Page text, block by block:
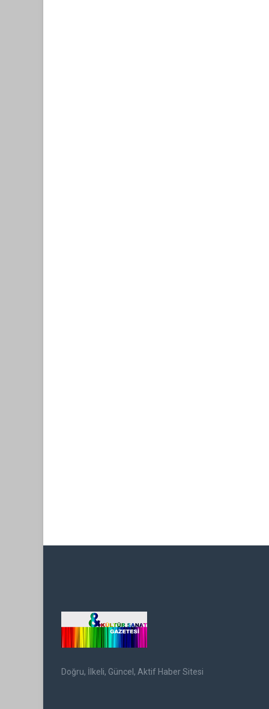
Doğru, İlkeli, Güncel, Aktif Haber Sitesi